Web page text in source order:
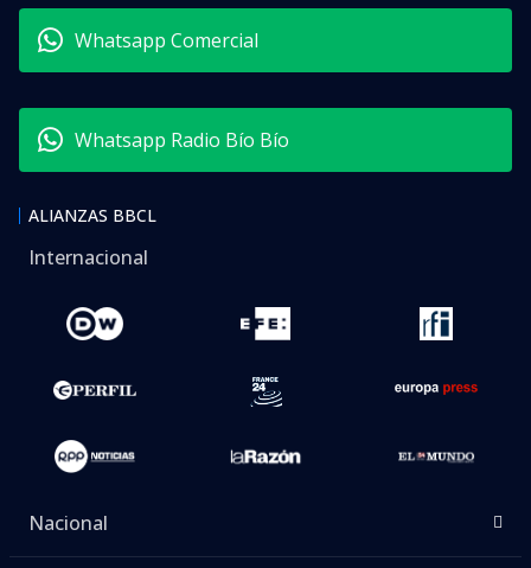
Whatsapp Comercial
Whatsapp Radio Bío Bío
ALIANZAS BBCL
Internacional
Nacional